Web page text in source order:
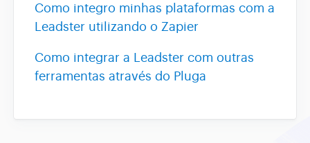
Integração
Assistente AI
Como integro minhas plataformas com a
Leadster utilizando o Zapier
Como integrar a Leadster com outras
ferramentas através do Pluga